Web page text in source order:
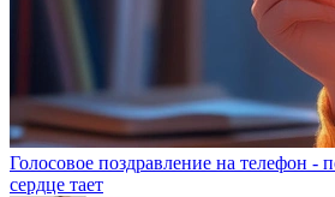
Голосовое поздравление на телефон -
сердце тает